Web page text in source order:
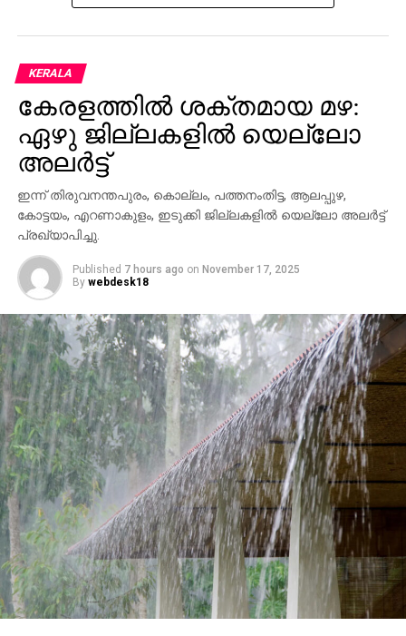
KERALA
കേരളത്തില്‍ ശക്തമായ മഴ:
ഏഴു ജില്ലകളില്‍ യെല്ലോ
അലര്‍ട്ട്
ഇന്ന് തിരുവനന്തപുരം, കൊല്ലം, പത്തനംതിട്ട, ആലപ്പുഴ,
കോട്ടയം, എറണാകുളം, ഇടുക്കി ജില്ലകളില്‍ യെല്ലോ അലര്‍ട്ട്
പ്രഖ്യാപിച്ചു.
Published 7 hours ago on November 17, 2025
By webdesk18